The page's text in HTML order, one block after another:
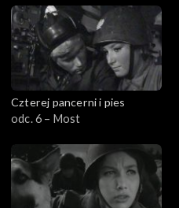
Czterej pancerni i pies
odc. 6 – Most